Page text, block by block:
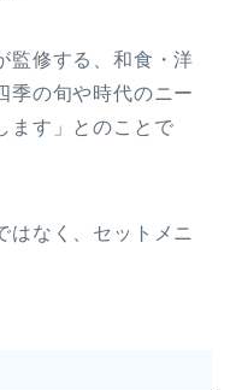
監修する、和食・洋
季の旬や時代のニー
ます」とのことで
はなく、セットメニ